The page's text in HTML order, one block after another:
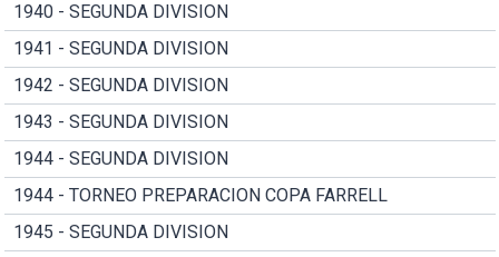
1940 - SEGUNDA DIVISION
1941 - SEGUNDA DIVISION
1942 - SEGUNDA DIVISION
1943 - SEGUNDA DIVISION
1944 - SEGUNDA DIVISION
1944 - TORNEO PREPARACION COPA FARRELL
1945 - SEGUNDA DIVISION